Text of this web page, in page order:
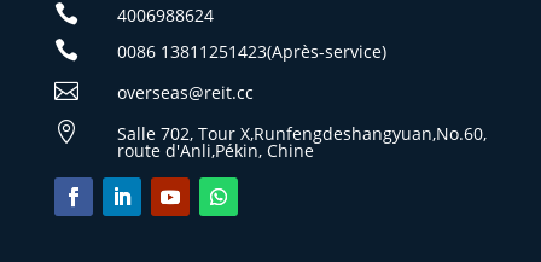
 4006988624
 0086 13811251423(Après-service)
 overseas@reit.cc
 Salle 702, Tour X,Runfengdeshangyuan,No.60,
route d'Anli,Pékin, Chine